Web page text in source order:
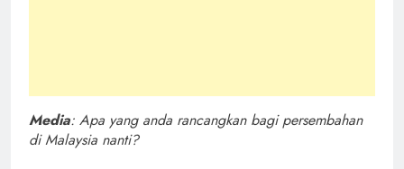
Media: Apa yang anda rancangkan bagi persembahan
di Malaysia nanti?